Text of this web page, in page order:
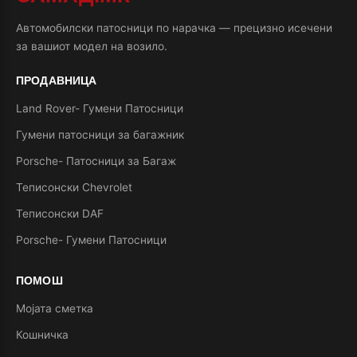
Автомобилски патосници по нарачка — прецизно исечени
за вашиот модел на возило.
ПРОДАВНИЦА
Land Rover- Гумени Патосници
Гумени патосници за багажник
Porsche- Патосници за Багаж
Теписонски Chevrolet
Теписонски DAF
Porsche- Гумени Патосници
ПОМОШ
Мојата сметка
Кошничка